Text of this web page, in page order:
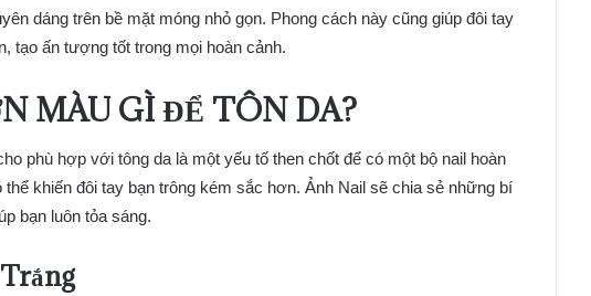
dáng trên bề mặt móng nhỏ gọn. Phong cách này cũng giúp đôi tay
tạo ấn tượng tốt trong mọi hoàn cảnh.
MÀU GÌ ĐỂ TÔN DA?
phù hợp với tông da là một yếu tố then chốt để có một bộ nail hoàn
khiến đôi tay bạn trông kém sắc hơn. Ảnh Nail sẽ chia sẻ những bí
bạn luôn tỏa sáng.